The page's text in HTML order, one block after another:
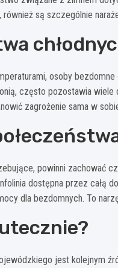
są szczególnie
osoby
często pozostawia
zagrożenie sama w
powinni zachować
dostępna przez całą
dla bezdomnych. To
jest kolejnym